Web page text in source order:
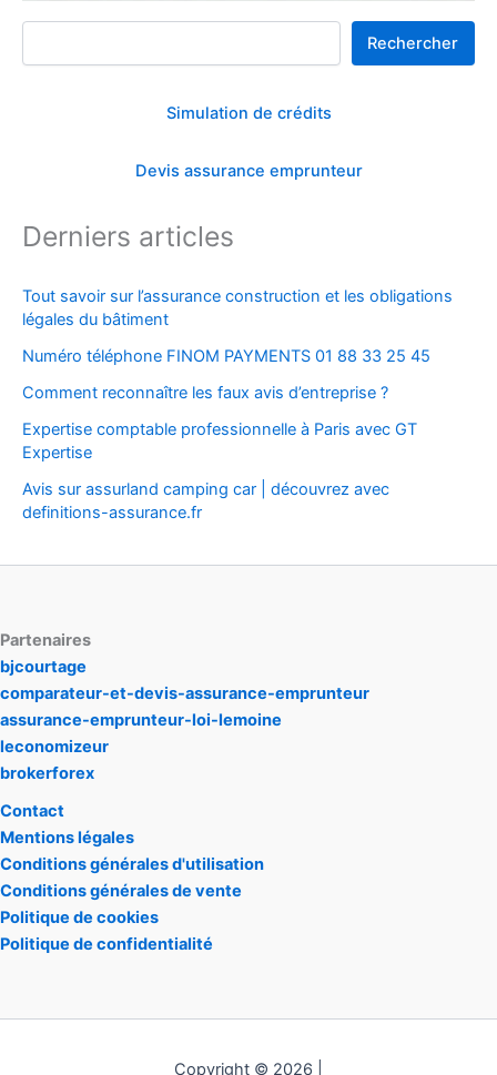
Rechercher
Rechercher
Simulation de crédits
Devis assurance emprunteur
Derniers articles
Tout savoir sur l’assurance construction et les obligations
légales du bâtiment
Numéro téléphone FINOM PAYMENTS 01 88 33 25 45
Comment reconnaître les faux avis d’entreprise ?
Expertise comptable professionnelle à Paris avec GT
Expertise
Avis sur assurland camping car | découvrez avec
definitions-assurance.fr
Partenaires
bjcourtage
comparateur-et-devis-assurance-emprunteur
assurance-emprunteur-loi-lemoine
leconomizeur
brokerforex
Contact
Mentions légales
Conditions générales d'utilisation
Conditions générales de vente
Politique de cookies
Politique de confidentialité
Copyright © 2026 |